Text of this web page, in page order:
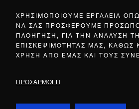
ΧΡΗΣΙΜΟΠΟΙΟΥΜΕ ΕΡΓΑΛΕΙΑ
ΝΑ ΣΑΣ ΠΡΟΣΦΕΡΟΥΜΕ
ΠΛΟΗΓΗΣΗ, ΓΙΑ ΤΗΝ ΑΝΑΛΥΣΗ
ΕΠΙΣΚΕΨΙΜΟΤΗΤΑΣ ΜΑΣ, ΚΑΘΩΣ
ΧΡΗΣΗ ΑΠΟ ΕΜΑΣ ΚΑΙ ΤΟΥΣ
ΠΡΟΣΑΡΜΟΓΗ